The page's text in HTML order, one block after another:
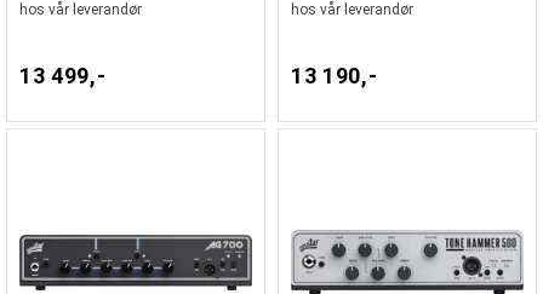
hos vår leverandør
13 499,-
hos vår leverandør
13 190,-